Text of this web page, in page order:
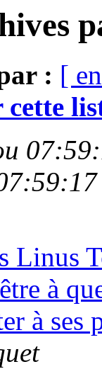
: [
Linus
à
à